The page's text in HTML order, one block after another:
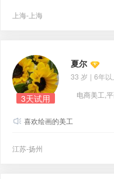
上海-上海
3天试用
夏尔
33 岁 | 6年以
电商美工,
喜欢绘画的美工
江苏-扬州